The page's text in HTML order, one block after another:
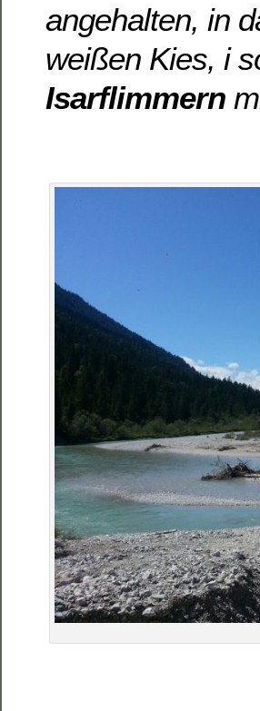
angehalten, in
weißen Kies, i
Isarflimmern